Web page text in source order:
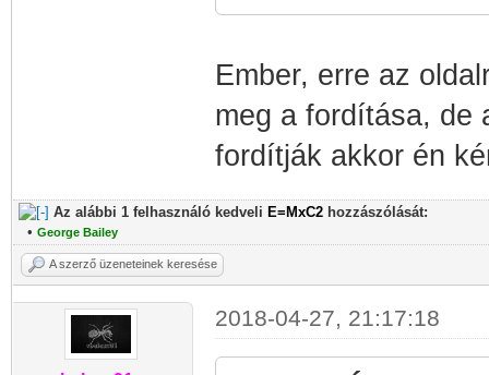
Ember, erre az
meg a fordítása, de
fordítják akkor én
Az alábbi 1 felhasználó kedveli E=MxC2 hozzászólását:
• George Bailey
A szerző üzeneteinek keresése
2018-04-27, 21:17:18